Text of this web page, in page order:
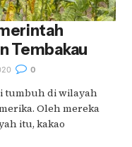
Tembakau
0
tumbuh di wilayah
Oleh mereka
itu, kakao